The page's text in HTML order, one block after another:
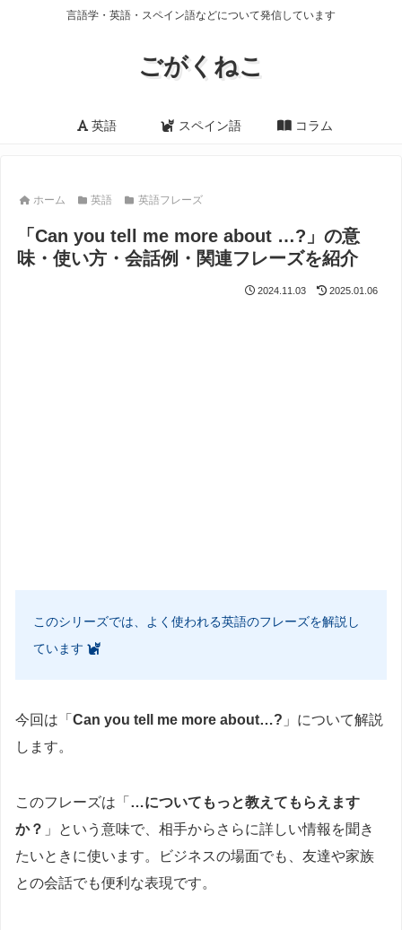
言語学・英語・スペイン語などについて発信しています
ごがくねこ
英語 スペイン語 コラム
ホーム 英語 英語フレーズ
「Can you tell me more about …?」の意
味・使い方・会話例・関連フレーズを紹介
2024.11.03 2025.01.06
このシリーズでは、よく使われる英語のフレーズを解説し
ています
今回は「 Can you tell me more about…? 」について解説
します。
このフレーズは「 …についてもっと教えてもらえます
か？ 」という意味で、相手からさらに詳しい情報を聞き
たいときに使います。ビジネスの場面でも、友達や家族
との会話でも便利な表現です。